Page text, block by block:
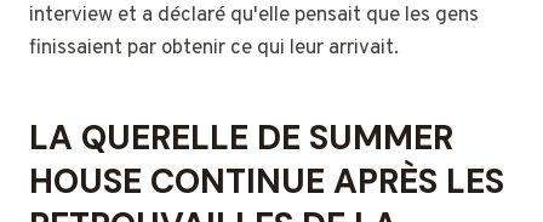
interview et a déclaré qu'elle pensait que les gens
finissaient par obtenir ce qui leur arrivait.
LA QUERELLE DE SUMMER
HOUSE CONTINUE APRÈS LES